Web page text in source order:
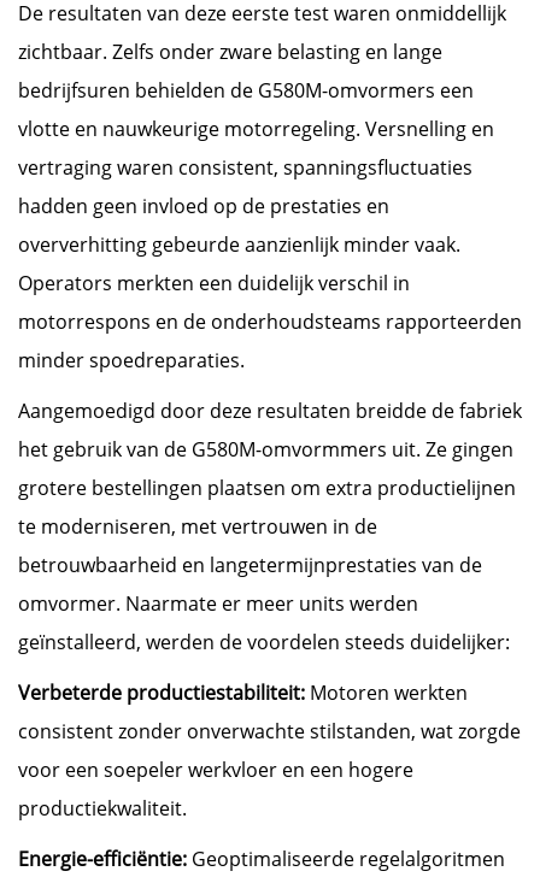
De resultaten van deze eerste test waren onmiddellijk
zichtbaar. Zelfs onder zware belasting en lange
bedrijfsuren behielden de G580M-omvormers een
vlotte en nauwkeurige motorregeling. Versnelling en
vertraging waren consistent, spanningsfluctuaties
hadden geen invloed op de prestaties en
oververhitting gebeurde aanzienlijk minder vaak.
Operators merkten een duidelijk verschil in
motorrespons en de onderhoudsteams rapporteerden
minder spoedreparaties.
Aangemoedigd door deze resultaten breidde de fabriek
het gebruik van de G580M-omvormmers uit. Ze gingen
grotere bestellingen plaatsen om extra productielijnen
te moderniseren, met vertrouwen in de
betrouwbaarheid en langetermijnprestaties van de
omvormer. Naarmate er meer units werden
geïnstalleerd, werden de voordelen steeds duidelijker:
Verbeterde productiestabiliteit: Motoren werkten
consistent zonder onverwachte stilstanden, wat zorgde
voor een soepeler werkvloer en een hogere
productiekwaliteit.
Energie-efficiëntie: Geoptimaliseerde regelalgoritmen